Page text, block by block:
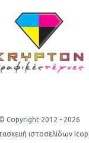
Copyright 2012 - 2026
ιστοσελίδων Icop